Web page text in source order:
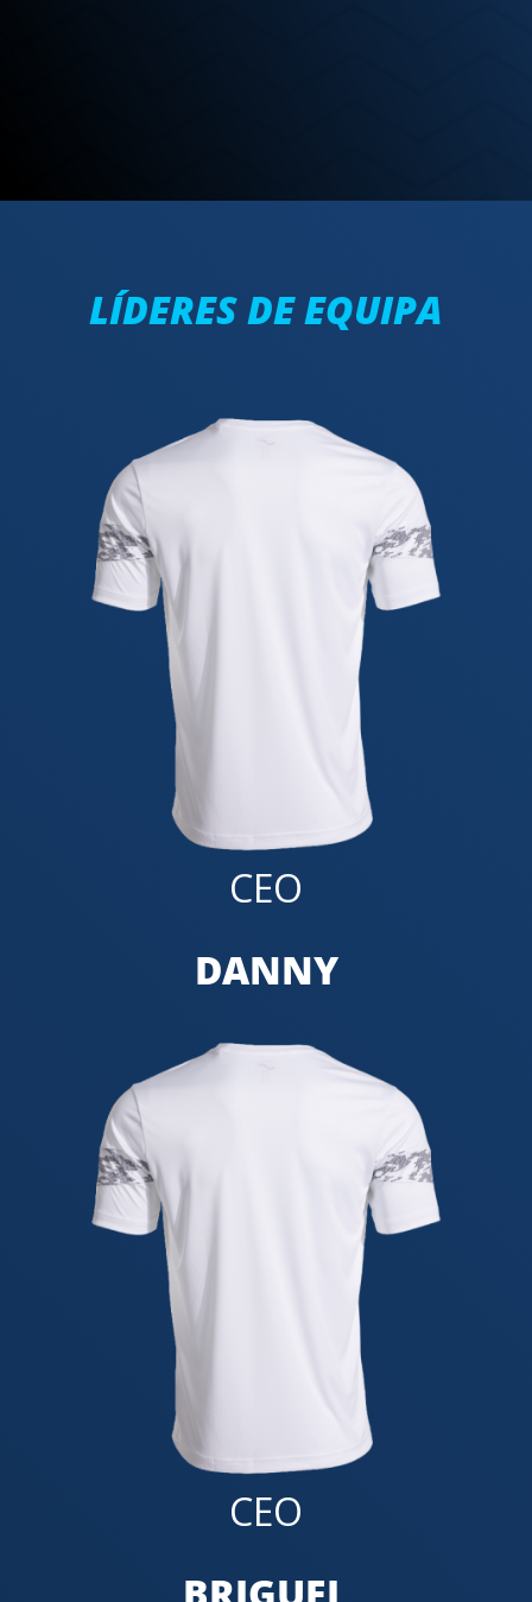
LÍDERES DE EQUIPA
CEO
DANNY
CEO